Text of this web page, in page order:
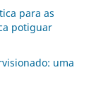
para as
potiguar
uma